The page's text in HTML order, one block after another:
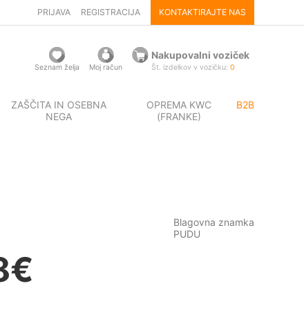
PRIJAVA REGISTRACIJA KONTAKTIRAJTE NAS
Seznam želja Moj račun
Nakupovalni voziček
Št. izdelkov v vozičku: 0
ZAŠČITA IN OSEBNA
NEGA
OPREMA KWC
(FRANKE)
B2B
Blagovna znamka
PUDU
€